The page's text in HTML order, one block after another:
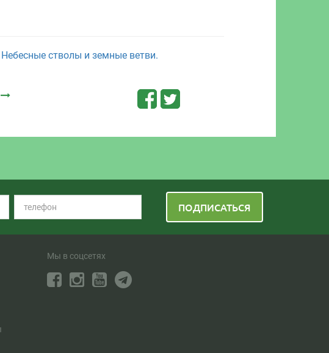
стволы и земные ветви.
ПОДПИСАТЬСЯ
Мы в соцсетях